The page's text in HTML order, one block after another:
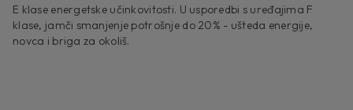
E klase energetske učinkovitosti. U usporedbi s uređajima F
klase, jamči smanjenje potrošnje do 20% - ušteda energije,
novca i briga za okoliš.